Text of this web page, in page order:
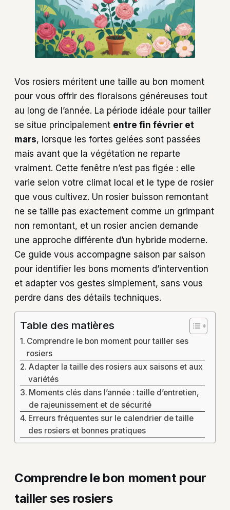
Vos rosiers méritent une taille au bon moment
pour vous offrir des floraisons généreuses tout
au long de l’année. La période idéale pour tailler
se situe principalement entre fin février et
mars, lorsque les fortes gelées sont passées
mais avant que la végétation ne reparte
vraiment. Cette fenêtre n’est pas figée : elle
varie selon votre climat local et le type de rosier
que vous cultivez. Un rosier buisson remontant
ne se taille pas exactement comme un grimpant
non remontant, et un rosier ancien demande
une approche différente d’un hybride moderne.
Ce guide vous accompagne saison par saison
pour identifier les bons moments d’intervention
et adapter vos gestes simplement, sans vous
perdre dans des détails techniques.
Table des matières
Comprendre le bon moment pour tailler ses
rosiers
Adapter la taille des rosiers aux saisons et aux
variétés
Moments clés dans l’année : taille d’entretien,
de rajeunissement et de sécurité
Erreurs fréquentes sur le calendrier de taille
des rosiers et bonnes pratiques
Comprendre le bon moment pour
tailler ses rosiers